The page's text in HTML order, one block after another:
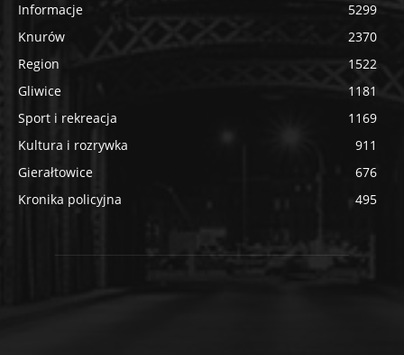
Informacje
5299
Knurów
2370
Region
1522
Gliwice
1181
Sport i rekreacja
1169
Kultura i rozrywka
911
Gierałtowice
676
Kronika policyjna
495